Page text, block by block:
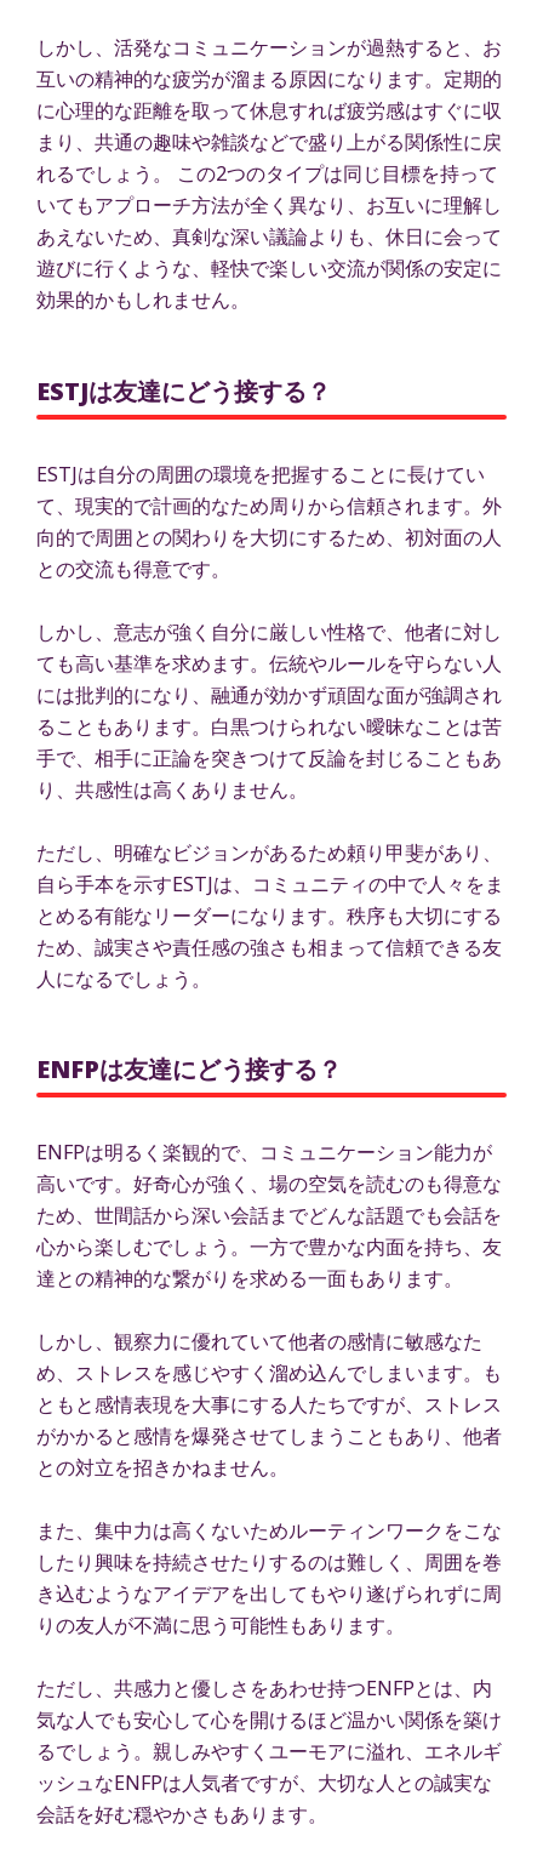
しかし、活発なコミュニケーションが過熱すると、お
互いの精神的な疲労が溜まる原因になります。定期的
に心理的な距離を取って休息すれば疲労感はすぐに収
まり、共通の趣味や雑談などで盛り上がる関係性に戻
れるでしょう。 この2つのタイプは同じ目標を持って
いてもアプローチ方法が全く異なり、お互いに理解し
あえないため、真剣な深い議論よりも、休日に会って
遊びに行くような、軽快で楽しい交流が関係の安定に
効果的かもしれません。
ESTJは友達にどう接する？
ESTJは自分の周囲の環境を把握することに長けてい
て、現実的で計画的なため周りから信頼されます。外
向的で周囲との関わりを大切にするため、初対面の人
との交流も得意です。
しかし、意志が強く自分に厳しい性格で、他者に対し
ても高い基準を求めます。伝統やルールを守らない人
には批判的になり、融通が効かず頑固な面が強調され
ることもあります。白黒つけられない曖昧なことは苦
手で、相手に正論を突きつけて反論を封じることもあ
り、共感性は高くありません。
ただし、明確なビジョンがあるため頼り甲斐があり、
自ら手本を示すESTJは、コミュニティの中で人々をま
とめる有能なリーダーになります。秩序も大切にする
ため、誠実さや責任感の強さも相まって信頼できる友
人になるでしょう。
ENFPは友達にどう接する？
ENFPは明るく楽観的で、コミュニケーション能力が
高いです。好奇心が強く、場の空気を読むのも得意な
ため、世間話から深い会話までどんな話題でも会話を
心から楽しむでしょう。一方で豊かな内面を持ち、友
達との精神的な繋がりを求める一面もあります。
しかし、観察力に優れていて他者の感情に敏感なた
め、ストレスを感じやすく溜め込んでしまいます。も
ともと感情表現を大事にする人たちですが、ストレス
がかかると感情を爆発させてしまうこともあり、他者
との対立を招きかねません。
また、集中力は高くないためルーティンワークをこな
したり興味を持続させたりするのは難しく、周囲を巻
き込むようなアイデアを出してもやり遂げられずに周
りの友人が不満に思う可能性もあります。
ただし、共感力と優しさをあわせ持つENFPとは、内
気な人でも安心して心を開けるほど温かい関係を築け
るでしょう。親しみやすくユーモアに溢れ、エネルギ
ッシュなENFPは人気者ですが、大切な人との誠実な
会話を好む穏やかさもあります。